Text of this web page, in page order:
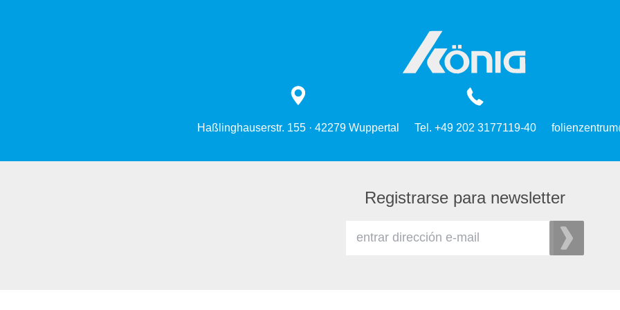
Haßlinghauserstr. 155 · 42279 Wuppertal Tel. +49 202 3177119-40
Registrarse para newsletter